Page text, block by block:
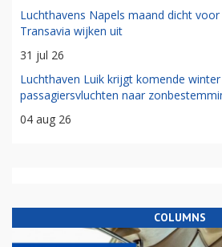
Luchthavens Napels maand dicht
Transavia wijken uit
31 jul 26
Luchthaven Luik krijgt komende
passagiersvluchten naar
04 aug 26
COLUMNS